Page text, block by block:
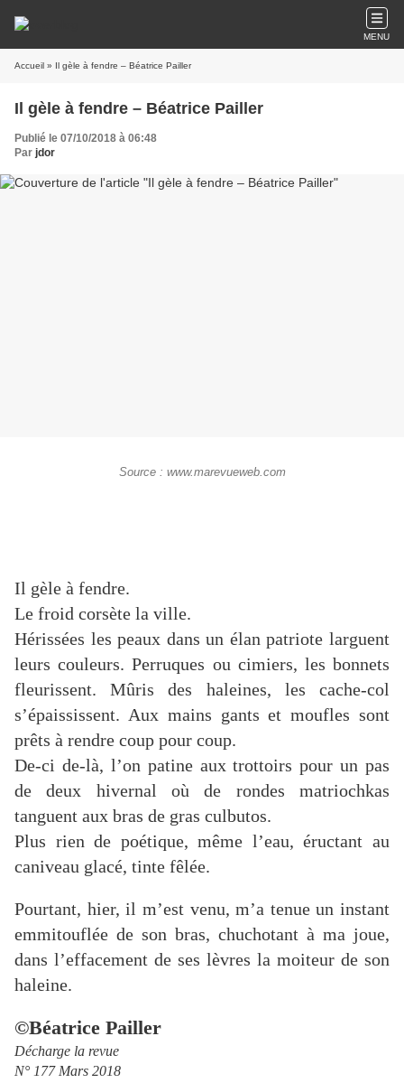
MENU
Accueil » Il gèle à fendre – Béatrice Pailler
Il gèle à fendre – Béatrice Pailler
Publié le 07/10/2018 à 06:48
Par jdor
Source : www.marevueweb.com
Il gèle à fendre.
Le froid corsète la ville.
Hérissées les peaux dans un élan patriote larguent
leurs couleurs. Perruques ou cimiers, les bonnets
fleurissent. Mûris des haleines, les cache-col
s’épaississent. Aux mains gants et moufles sont
prêts à rendre coup pour coup.
De-ci de-là, l’on patine aux trottoirs pour un pas
de deux hivernal où de rondes matriochkas
tanguent aux bras de gras culbutos.
Plus rien de poétique, même l’eau, éructant au
caniveau glacé, tinte fêlée.
Pourtant, hier, il m’est venu, m’a tenue un instant
emmitouflée de son bras, chuchotant à ma joue,
dans l’effacement de ses lèvres la moiteur de son
haleine.
©Béatrice Pailler
Décharge la revue
N° 177 Mars 2018